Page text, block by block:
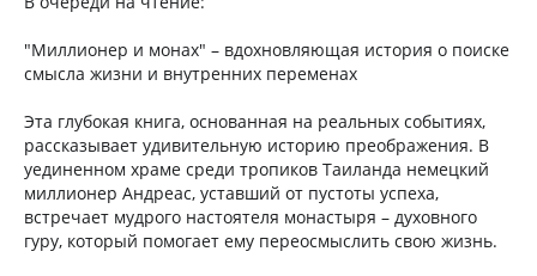
"Миллионер и монах" – вдохновляющая история о поиске
смысла жизни и внутренних переменах
Эта глубокая книга, основанная на реальных событиях,
рассказывает удивительную историю преображения. В
уединенном храме среди тропиков Таиланда немецкий
миллионер Андреас, уставший от пустоты успеха,
встречает мудрого настоятеля монастыря – духовного
гуру, который помогает ему переосмыслить свою жизнь.